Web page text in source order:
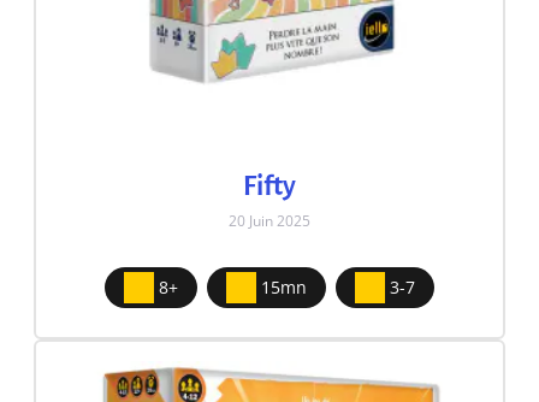
Fifty
20 Juin 2025
8+ 15mn 3-7